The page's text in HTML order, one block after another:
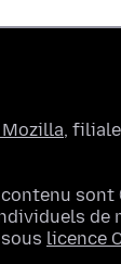
,
de
licence